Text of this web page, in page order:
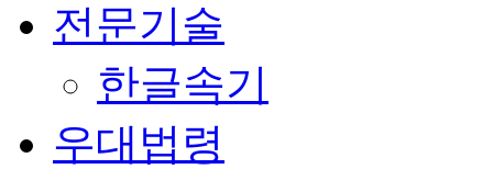
전문기술
한글속기
우대법령